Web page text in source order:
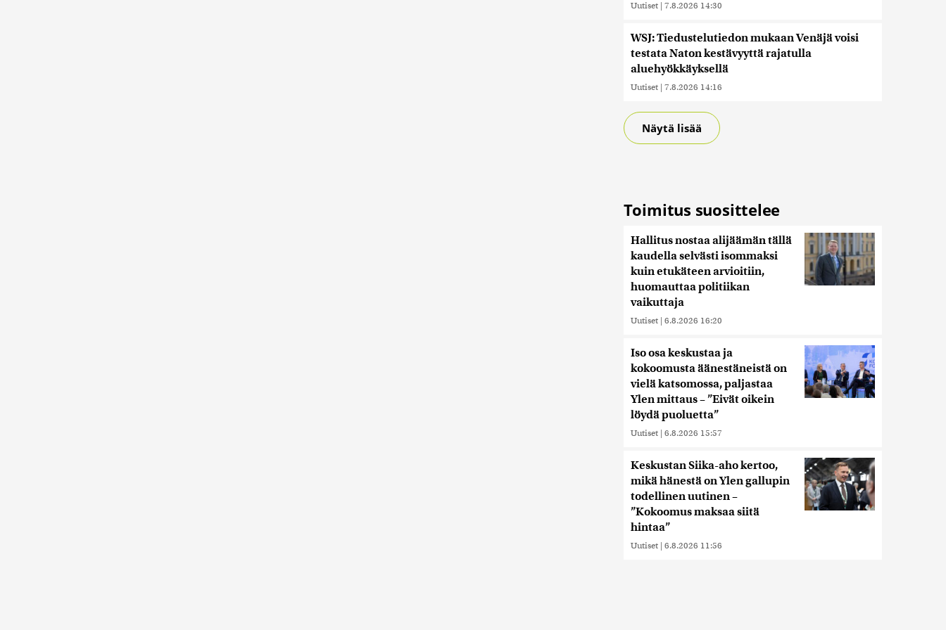
Uutiset | 7.8.2026 14:30
WSJ: Tiedustelutiedon mukaan Venäjä voisi
testata Naton kestävyyttä rajatulla
aluehyökkäyksellä
Uutiset | 7.8.2026 14:16
Näytä lisää
Toimitus suosittelee
Hallitus nostaa alijäämän tällä
kaudella selvästi isommaksi
kuin etukäteen arvioitiin,
huomauttaa politiikan
vaikuttaja
Uutiset | 6.8.2026 16:20
Iso osa keskustaa ja
kokoomusta äänestäneistä on
vielä katsomossa, paljastaa
Ylen mittaus – ”Eivät oikein
löydä puoluetta”
Uutiset | 6.8.2026 15:57
Keskustan Siika-aho kertoo,
mikä hänestä on Ylen gallupin
todellinen uutinen –
”Kokoomus maksaa siitä
hintaa”
Uutiset | 6.8.2026 11:56